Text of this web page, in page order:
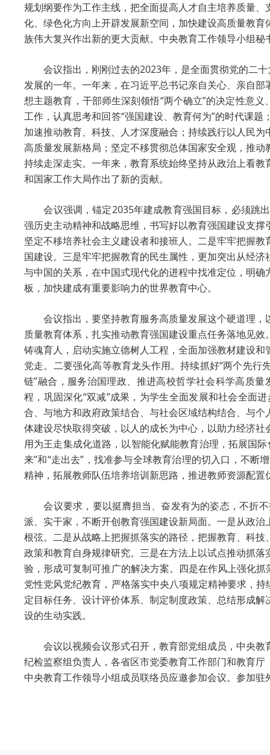
规划纲要作为工作主线，把全面提高人才自主培养质量
化、绿色化方向上开辟发展新空间，加快建设高质量教
族伟大复兴作出新的更大贡献。中央教育工作领导小组
会议指出，刚刚过去的2023年，是全面贯彻党的二十
发展的一年。一年来，在习近平总书记亲自关心、亲自
想主题教育，干部师生深刻领悟“两个确立”的决定性意
工作，认真思考和回答“强国建设、教育何为”的时代课
加速推动教育、科技、人才深度融合；持续践行以人民
高质量发展新格局；坚定不移贯彻总体国家安全观，推
持续走深走实。一年来，教育系统始终坚持从政治上看
和国家工作大局作出了新的贡献。
会议强调，锚定2035年建成教育强国目标，必须跳出
强历史主动精神和战略思维，书写好以教育强国建设支
坚定不移培养社会主义建设者和接班人。二是牢牢把握
国建设。三是牢牢把握教育的民生属性，更加突出从经
与中国的关系，在中国式现代化的进程中找准定位，明
板，加快建成有重要影响力的世界教育中心。
会议指出，要坚持教育服务高质量发展这个硬道理，
质量教育体系，扎实推动教育强国建设重点任务落地见
铸魂育人，启动实施立德树人工程，全面加强教材建设
党走。二要强化高等教育龙头作用。持续抓好“两个先
链”融合，服务治国理政、推进高校哲学社会科学高质
程，巩固深化“双减”成果，为学生全面发展和社会全面
合、与地方和政府政策结合、与社会区域结构结合、与
体建设尽快取得突破，以人的成长为中心，以助力经济
用为王走集成化道路，以智能化赋能教育治理，拓展国
来”和“走出去”，找准参与全球教育治理的切入口，不
精神，拓展教师队伍培养培训新思路，推进教师资源配
会议要求，要以挺膺担当、奋发有为的姿态，不折不
派、实干家，不断开创教育强国建设新局面。一是从政
根弦。二是从战略上把握抓落实的路径，把握教育、科
政策和教育自身规律研究。三是在方法上以试点推动抓
验，形成可复制可推广的解决方案。四是在作风上强化
党性党风党纪教育，严格落实中央八项规定精神要求，
定目标任务、设计评价体系、制定制度政策、总结形成
设的生动实践。
会议以视频会议形式召开，教育部党组成员，中央教
纪检监察组负责人，各省区市党委教育工作部门和教育
中央教育工作领导小组成员联络员应邀参加会议。参加